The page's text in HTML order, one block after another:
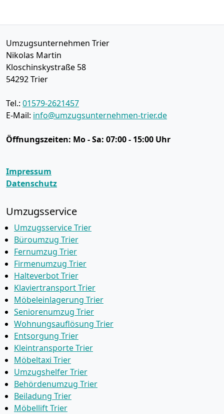
Umzugsunternehmen Trier
Nikolas Martin
Kloschinskystraße 58
54292Trier
Tel.: 01579-2621457
E-Mail: info@umzugsunternehmen-trier.de
Öffnungszeiten: Mo - Sa: 07:00 - 15:00 Uhr
Impressum
Datenschutz
Umzugsservice
Umzugsservice Trier
Büroumzug Trier
Fernumzug Trier
Firmenumzug Trier
Halteverbot Trier
Klaviertransport Trier
Möbeleinlagerung Trier
Seniorenumzug Trier
Wohnungsauflösung Trier
Entsorgung Trier
Kleintransporte Trier
Möbeltaxi Trier
Umzugshelfer Trier
Behördenumzug Trier
Beiladung Trier
Möbellift Trier